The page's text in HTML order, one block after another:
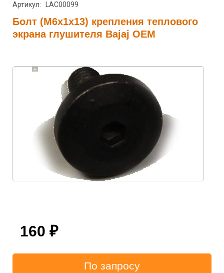
Артикул: LAC00099
Болт (М6х1х13) крепления теплового
экрана глушителя Bajaj OEM
160 ₽